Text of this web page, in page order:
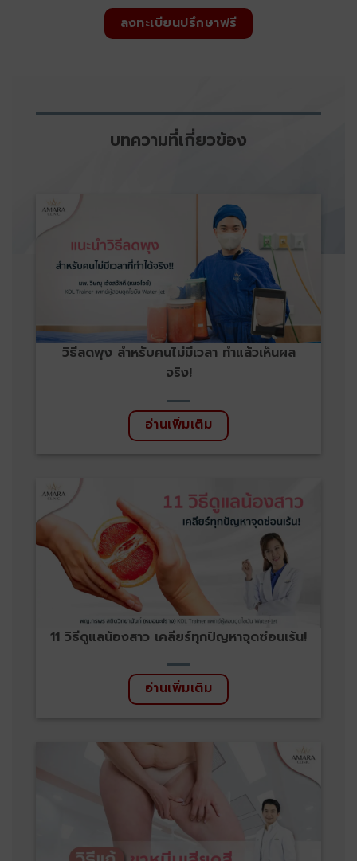
ลงทะเบียนปรึกษาฟรี
บทความที่เกี่ยวข้อง
วิธีลดพุง สำหรับคนไม่มีเวลา ทำแล้วเห็นผล
จริง!
อ่านเพิ่มเติม
11 วิธีดูแลน้องสาว เคลียร์ทุกปัญหาจุดซ่อนเร้น!
อ่านเพิ่มเติม